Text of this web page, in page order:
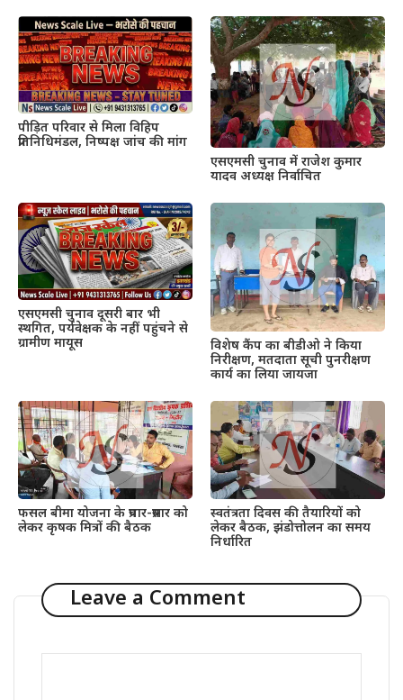
पीड़ित परिवार से मिला विहिप
प्रतिनिधिमंडल, निष्पक्ष जांच की मांग
एसएमसी चुनाव में राजेश कुमार
यादव अध्यक्ष निर्वाचित
एसएमसी चुनाव दूसरी बार भी
स्थगित, पर्यवेक्षक के नहीं पहुंचने से
ग्रामीण मायूस
विशेष कैंप का बीडीओ ने किया
निरीक्षण, मतदाता सूची पुनरीक्षण
कार्य का लिया जायजा
फसल बीमा योजना के प्रचार-प्रसार को
लेकर कृषक मित्रों की बैठक
स्वतंत्रता दिवस की तैयारियों को
लेकर बैठक, झंडोत्तोलन का समय
निर्धारित
Leave a Comment